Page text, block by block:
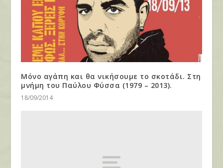
Μόνο αγάπη και θα νικήσουμε το σκοτάδι. Στη
μνήμη του Παύλου Φύσσα (1979 – 2013).
18/09/2014